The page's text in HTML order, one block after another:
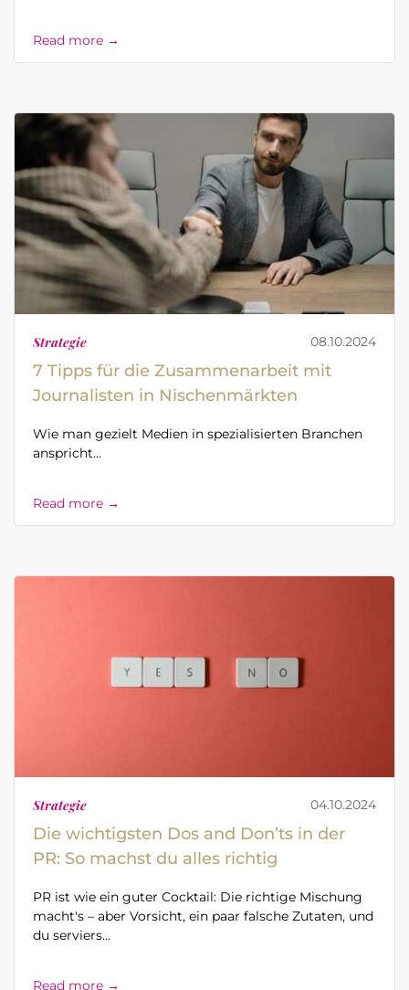
Read more →
Strategie 08.10.2024
7 Tipps für die Zusammenarbeit mit
Journalisten in Nischenmärkten
Wie man gezielt Medien in spezialisierten Branchen
anspricht…
Read more →
Strategie 04.10.2024
Die wichtigsten Dos and Don’ts in der
PR: So machst du alles richtig
PR ist wie ein guter Cocktail: Die richtige Mischung
macht's – aber Vorsicht, ein paar falsche Zutaten, und
du serviers...
Read more →